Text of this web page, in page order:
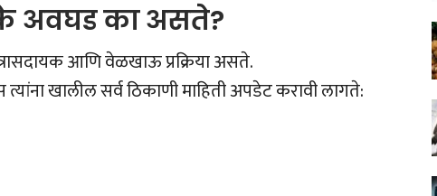
अवघड का असते?
आणि वेळखाऊ प्रक्रिया असते.
खालील सर्व ठिकाणी माहिती अपडेट करावी लागते: